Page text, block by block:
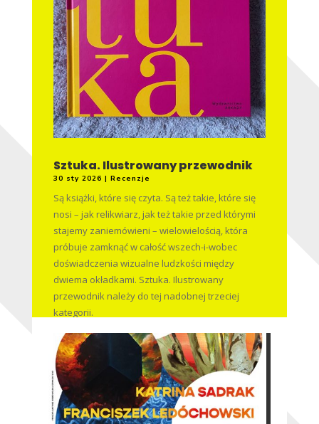
Sztuka. Ilustrowany przewodnik
30 sty 2026 | Recenzje
Są książki, które się czyta. Są też takie, które się
nosi – jak relikwiarz, jak też takie przed którymi
stajemy zaniemówieni – wielowielością, która
próbuje zamknąć w całość wszech-i-wobec
doświadczenia wizualne ludzkości między
dwiema okładkami. Sztuka. Ilustrowany
przewodnik należy do tej nadobnej trzeciej
kategorii.